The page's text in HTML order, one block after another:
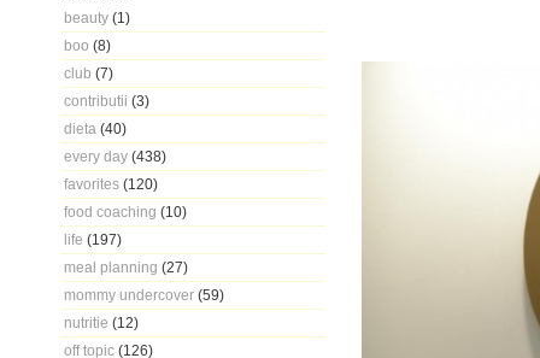
beauty (1)
boo (8)
club (7)
contributii (3)
dieta (40)
every day (438)
favorites (120)
food coaching (10)
life (197)
meal planning (27)
mommy undercover (59)
nutritie (12)
off topic (126)